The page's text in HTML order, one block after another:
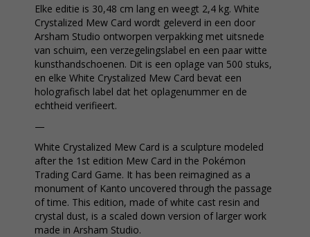
Elke editie is 30,48 cm lang en weegt 2,4 kg. White
Crystalized Mew Card wordt geleverd in een door
Arsham Studio ontworpen verpakking met uitsnede
van schuim, een verzegelingslabel en een paar witte
kunsthandschoenen. Dit is een oplage van 500 stuks,
en elke White Crystalized Mew Card bevat een
holografisch label dat het oplagenummer en de
echtheid verifieert.
—
White Crystalized Mew Card is a sculpture modeled
after the 1st edition Mew Card in the Pokémon
Trading Card Game. It has been reimagined as a
monument of Kanto uncovered through the passage
of time. This edition, made of white cast resin and
crystal dust, is a scaled down version of larger work
made in Arsham Studio.